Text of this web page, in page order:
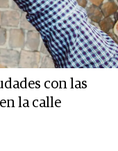
con las
la calle